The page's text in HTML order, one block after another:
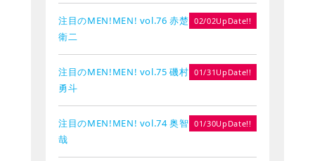
注目のMEN!MEN! vol.76 赤楚
衛二
02/02UpDate!!
注目のMEN!MEN! vol.75 磯村
勇斗
01/31UpDate!!
注目のMEN!MEN! vol.74 奥智
哉
01/30UpDate!!